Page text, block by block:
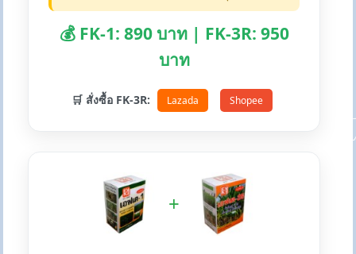
💰 FK-1: 890 บาท | FK-3R: 950
บาท
🛒 สั่งซื้อ FK-3R: Lazada Shopee
+